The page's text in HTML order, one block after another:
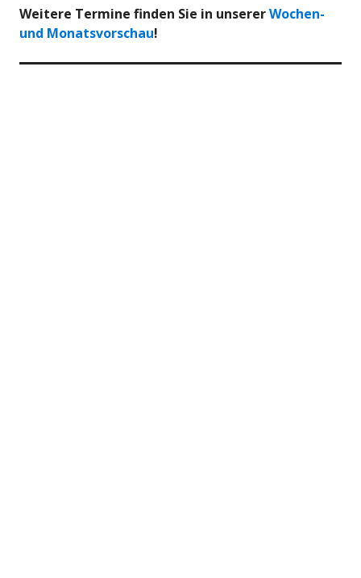
Weitere Termine finden Sie in unsererWochen-
und Monatsvorschau!